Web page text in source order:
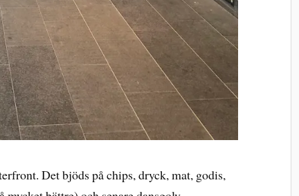
Det bjöds på chips, dryck, mat, godis,